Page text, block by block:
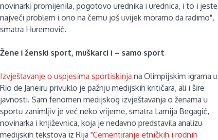
novinarki promijenila, pogotovo urednika i urednica, i to i jeste
najveći problem i ono na čemu još uvijek moramo da radimo",
smatra Huremović.
Žene i ženski sport, muškarci i – samo sport
Izvještavanje o uspjesima sportiskinja na Olimpijskim igrama u
Rio de Janeiru privuklo je pažnju medijskih kritičara, ali i šire
javnosti. Sam fenomen medijskog izvještavanja o ženama u
sportu zanimljiv je već neko vrijeme, smatra Lamija Begagić,
novinarka i književnica, koja je nedavno predstavila analizu
medijskih tekstova iz Rija "Cementiranje etničkih i rodnih